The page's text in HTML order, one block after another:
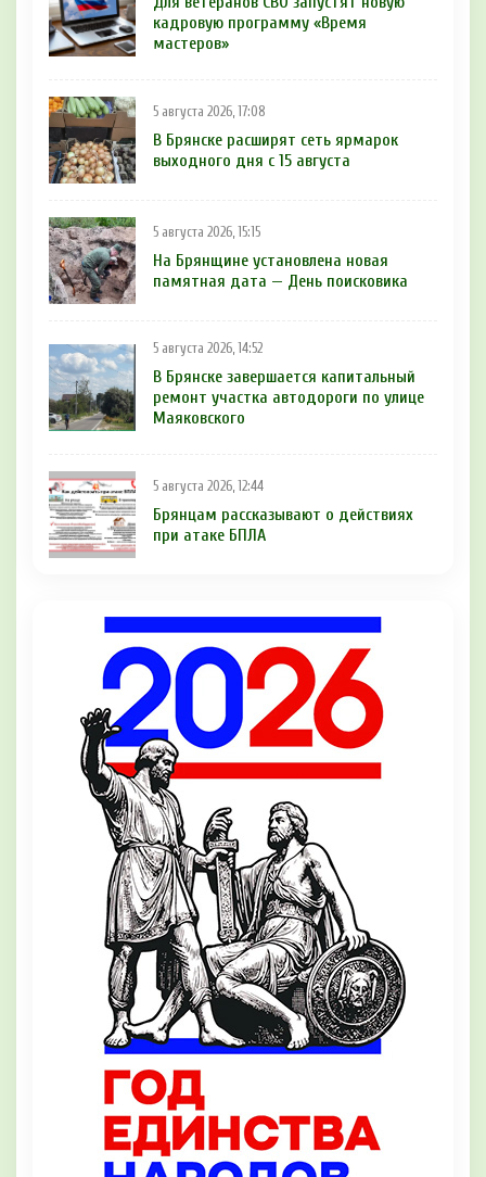
кадровую программу «Время
мастеров»
5 августа 2026, 17:08
В Брянске расширят сеть ярмарок
выходного дня с 15 августа
5 августа 2026, 15:15
На Брянщине установлена новая
памятная дата — День поисковика
5 августа 2026, 14:52
В Брянске завершается капитальный
ремонт участка автодороги по улице
Маяковского
5 августа 2026, 12:44
Брянцам рaссказывают о действиях
при атаке БПЛA